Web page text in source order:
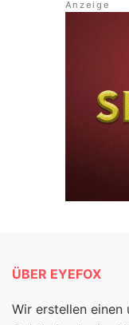
ÜBER EYEFOX
Wir erstellen